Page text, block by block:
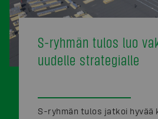
S-ryhmän tulos luo
uudelle strategialle
S-ryhmän tulos jatkoi hyvää